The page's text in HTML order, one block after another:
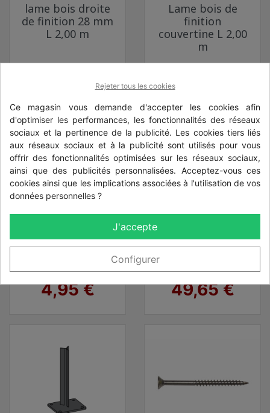
lame bois droite
de finition 28 mm
L 2,00 m
Prix
Lame bois de
finition
couvertine L 2,00
m
Prix
raidisseur bois
lames empilables
Prix
4,95 €
poteau double
Prix
49,65 €
Rejeter tous les cookies
Ce magasin vous demande d'accepter les cookies afin
d'optimiser les performances, les fonctionnalités des réseaux
sociaux et la pertinence de la publicité. Les cookies tiers liés
aux réseaux sociaux et à la publicité sont utilisés pour vous
offrir des fonctionnalités optimisées sur les réseaux sociaux,
ainsi que des publicités personnalisées. Acceptez-vous ces
cookies ainsi que les implications associées à l'utilisation de vos
données personnelles ?
J'accepte
Configurer